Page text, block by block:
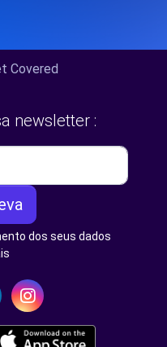
Covered
newsletter :
dos seus dados